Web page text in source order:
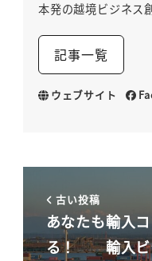
本発の越境ビジネス
記事一覧
ウェブサイト
古い投稿
あなたも輸入
る！ 輸入ビ